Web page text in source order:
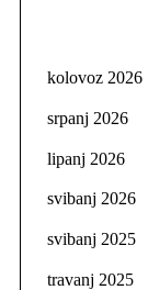
kolovoz 2026
srpanj 2026
lipanj 2026
svibanj 2026
svibanj 2025
travanj 2025